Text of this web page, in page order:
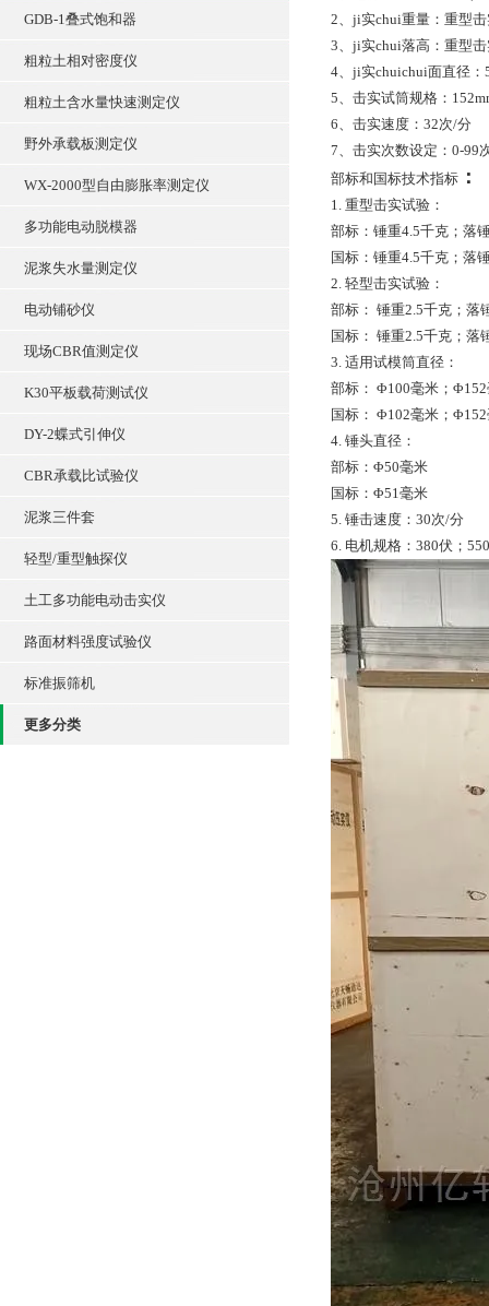
GDB-1叠式饱和器
粗粒土相对密度仪
粗粒土含水量快速测定仪
野外承载板测定仪
WX-2000型自由膨胀率测定仪
多功能电动脱模器
泥浆失水量测定仪
电动铺砂仪
现场CBR值测定仪
K30平板载荷测试仪
DY-2蝶式引伸仪
CBR承载比试验仪
泥浆三件套
轻型/重型触探仪
土工多功能电动击实仪
路面材料强度试验仪
标准振筛机
更多分类
2、ji实chui重量：重型
3、ji实chui落高：重型
4、ji实chuichui面直径：
5、击实试筒规格：
6、击实速度：32次/分
7、击实次数设定：0-99
部标和国标技术指标 ：
1. 重型击实试验：
部标：锤重4.5千克；落
国标：锤重4.5千克；落
2. 轻型击实试验：
部标： 锤重2.5千克；落
国标： 锤重2.5千克；落
3. 适用试模筒直径：
部标： Φ100毫米；
国标： Φ102毫米；
4. 锤头直径：
部标：Φ50毫米
国标：Φ51毫米
5. 锤击速度：30次/分
6. 电机规格：380伏；